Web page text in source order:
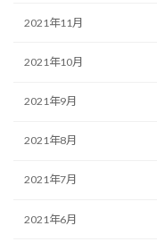
2021年11月
2021年10月
2021年9月
2021年8月
2021年7月
2021年6月